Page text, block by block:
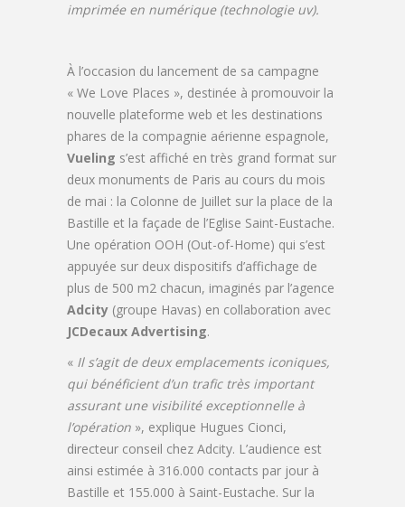
imprimée en numérique (technologie uv).
À l’occasion du lancement de sa campagne
« We Love Places », destinée à promouvoir la
nouvelle plateforme web et les destinations
phares de la compagnie aérienne espagnole,
Vueling s’est affiché en très grand format sur
deux monuments de Paris au cours du mois
de mai : la Colonne de Juillet sur la place de la
Bastille et la façade de l’Eglise Saint-Eustache.
Une opération OOH (Out-of-Home) qui s’est
appuyée sur deux dispositifs d’affichage de
plus de 500 m2 chacun, imaginés par l’agence
Adcity (groupe Havas) en collaboration avec
JCDecaux Advertising.
« Il s’agit de deux emplacements iconiques,
qui bénéficient d’un trafic très important
assurant une visibilité exceptionnelle à
l’opération », explique Hugues Cionci,
directeur conseil chez Adcity. L’audience est
ainsi estimée à 316.000 contacts par jour à
Bastille et 155.000 à Saint-Eustache. Sur la